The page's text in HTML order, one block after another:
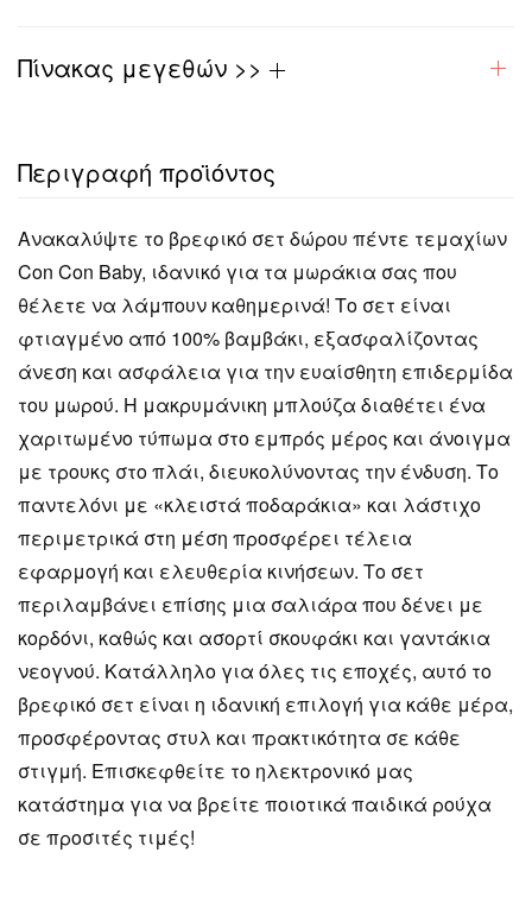
Πίνακας μεγεθών >>
Περιγραφή προϊόντος
Ανακαλύψτε το βρεφικό σετ δώρου πέντε τεμαχίων
Con Con Baby, ιδανικό για τα μωράκια σας που
θέλετε να λάμπουν καθημερινά! Το σετ είναι
φτιαγμένο από 100% βαμβάκι, εξασφαλίζοντας
άνεση και ασφάλεια για την ευαίσθητη επιδερμίδα
του μωρού. Η μακρυμάνικη μπλούζα διαθέτει ένα
χαριτωμένο τύπωμα στο εμπρός μέρος και άνοιγμα
με τρουκς στο πλάι, διευκολύνοντας την ένδυση. Το
παντελόνι με «κλειστά ποδαράκια» και λάστιχο
περιμετρικά στη μέση προσφέρει τέλεια
εφαρμογή και ελευθερία κινήσεων. Το σετ
περιλαμβάνει επίσης μια σαλιάρα που δένει με
κορδόνι, καθώς και ασορτί σκουφάκι και γαντάκια
νεογνού. Κατάλληλο για όλες τις εποχές, αυτό το
βρεφικό σετ είναι η ιδανική επιλογή για κάθε μέρα,
προσφέροντας στυλ και πρακτικότητα σε κάθε
στιγμή. Επισκεφθείτε το ηλεκτρονικό μας
κατάστημα για να βρείτε ποιοτικά παιδικά ρούχα
σε προσιτές τιμές!